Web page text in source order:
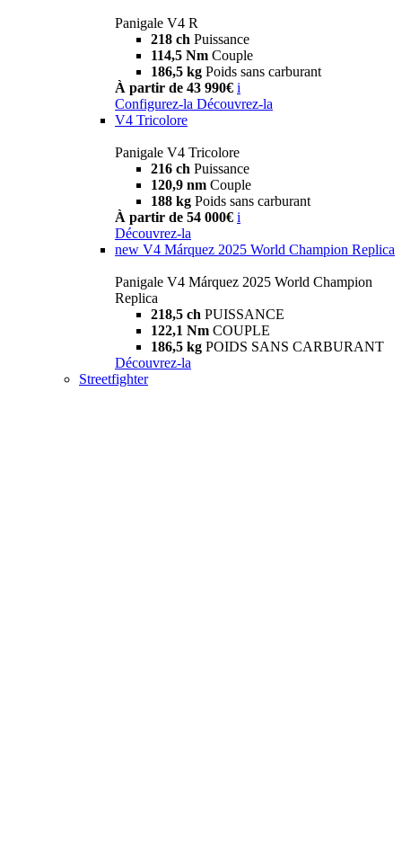
Panigale V4 R
218 ch Puissance
114,5 Nm Couple
186,5 kg Poids sans carburant
À partir de 43 990€ i
Configurez-la Découvrez-la
V4 Tricolore
Panigale V4 Tricolore
216 ch Puissance
120,9 nm Couple
188 kg Poids sans carburant
À partir de 54 000€ i
Découvrez-la
new V4 Márquez 2025 World Champion Replica
Panigale V4 Márquez 2025 World Champion
Replica
218,5 ch PUISSANCE
122,1 Nm COUPLE
186,5 kg POIDS SANS CARBURANT
Découvrez-la
Streetfighter